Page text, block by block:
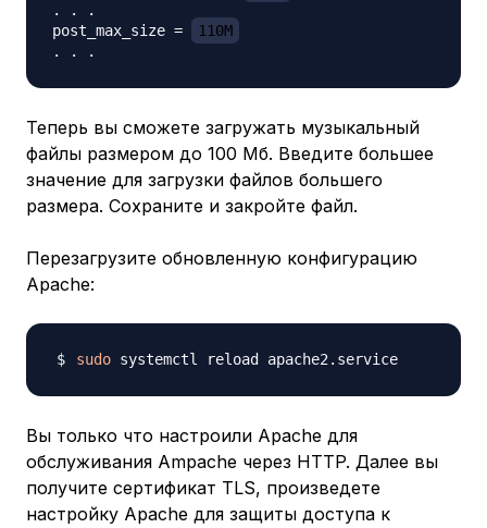
. . .
post_max_size =
110M
Теперь вы сможете загружать музыкальный
файлы размером до 100 Мб. Введите большее
значение для загрузки файлов большего
размера. Сохраните и закройте файл.
Перезагрузите обновленную конфигурацию
Apache:
sudo
Вы только что настроили Apache для
обслуживания Ampache через HTTP. Далее вы
получите сертификат TLS, произведете
настройку Apache для защиты доступа к